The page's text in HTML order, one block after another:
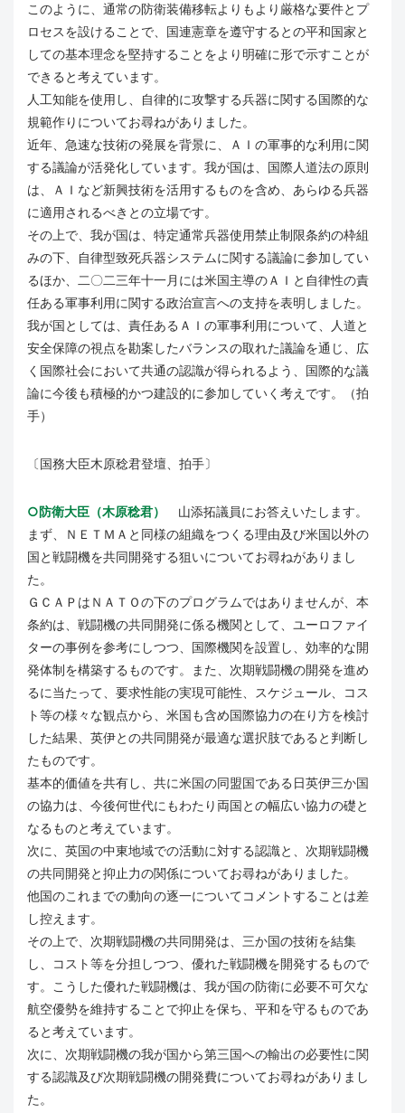
このように、通常の防衛装備移転よりもより厳格な要件とプ
ロセスを設けることで、国連憲章を遵守するとの平和国家と
しての基本理念を堅持することをより明確に形で示すことが
できると考えています。
人工知能を使用し、自律的に攻撃する兵器に関する国際的な
規範作りについてお尋ねがありました。
近年、急速な技術の発展を背景に、ＡＩの軍事的な利用に関
する議論が活発化しています。我が国は、国際人道法の原則
は、ＡＩなど新興技術を活用するものを含め、あらゆる兵器
に適用されるべきとの立場です。
その上で、我が国は、特定通常兵器使用禁止制限条約の枠組
みの下、自律型致死兵器システムに関する議論に参加してい
るほか、二〇二三年十一月には米国主導のＡＩと自律性の責
任ある軍事利用に関する政治宣言への支持を表明しました。
我が国としては、責任あるＡＩの軍事利用について、人道と
安全保障の視点を勘案したバランスの取れた議論を通じ、広
く国際社会において共通の認識が得られるよう、国際的な議
論に今後も積極的かつ建設的に参加していく考えです。（拍
手）
〔国務大臣木原稔君登壇、拍手〕
○防衛大臣（木原稔君）
山添拓議員にお答えいたします。
まず、ＮＥＴＭＡと同様の組織をつくる理由及び米国以外の
国と戦闘機を共同開発する狙いについてお尋ねがありまし
た。
ＧＣＡＰはＮＡＴＯの下のプログラムではありませんが、本
条約は、戦闘機の共同開発に係る機関として、ユーロファイ
ターの事例を参考にしつつ、国際機関を設置し、効率的な開
発体制を構築するものです。また、次期戦闘機の開発を進め
るに当たって、要求性能の実現可能性、スケジュール、コス
ト等の様々な観点から、米国も含め国際協力の在り方を検討
した結果、英伊との共同開発が最適な選択肢であると判断し
たものです。
基本的価値を共有し、共に米国の同盟国である日英伊三か国
の協力は、今後何世代にもわたり両国との幅広い協力の礎と
なるものと考えています。
次に、英国の中東地域での活動に対する認識と、次期戦闘機
の共同開発と抑止力の関係についてお尋ねがありました。
他国のこれまでの動向の逐一についてコメントすることは差
し控えます。
その上で、次期戦闘機の共同開発は、三か国の技術を結集
し、コスト等を分担しつつ、優れた戦闘機を開発するもので
す。こうした優れた戦闘機は、我が国の防衛に必要不可欠な
航空優勢を維持することで抑止を保ち、平和を守るものであ
ると考えています。
次に、次期戦闘機の我が国から第三国への輸出の必要性に関
する認識及び次期戦闘機の開発費についてお尋ねがありまし
た。